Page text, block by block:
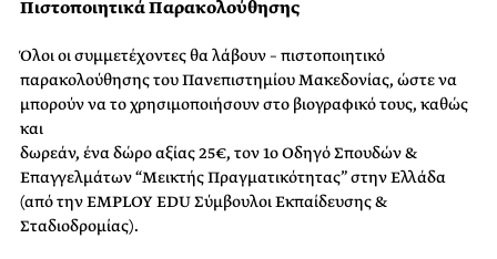
Πιστοποιητικά Παρακολούθησης
Όλοι οι συμμετέχοντες θα λάβουν – πιστοποιητικό
παρακολούθησης του Πανεπιστημίου Μακεδονίας, ώστε να
μπορούν να το χρησιμοποιήσουν στο βιογραφικό τους, καθώς
και
δωρεάν, ένα δώρο αξίας 25€, τον 1o Οδηγό Σπουδών &
Επαγγελμάτων “Μεικτής Πραγματικότητας” στην Ελλάδα
(από την EMPLOY EDU Σύμβουλοι Εκπαίδευσης &
Σταδιοδρομίας).